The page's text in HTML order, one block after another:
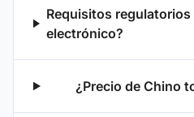
Requisitos regulatorios
electrónico?
¿Precio de Chino